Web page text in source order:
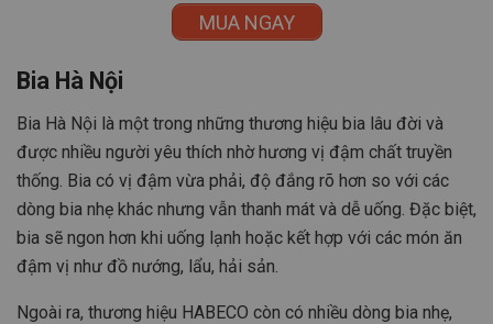
MUA NGAY
Bia Hà Nội
Bia Hà Nội là một trong những thương hiệu bia lâu đời và
được nhiều người yêu thích nhờ hương vị đậm chất truyền
thống. Bia có vị đậm vừa phải, độ đắng rõ hơn so với các
dòng bia nhẹ khác nhưng vẫn thanh mát và dễ uống. Đặc biệt,
bia sẽ ngon hơn khi uống lạnh hoặc kết hợp với các món ăn
đậm vị như đồ nướng, lẩu, hải sản.
Ngoài ra, thương hiệu HABECO còn có nhiều dòng bia nhẹ,